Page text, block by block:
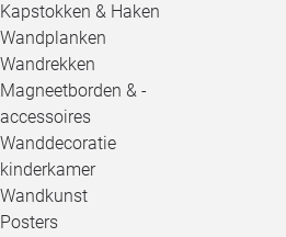
Kapstokken & Haken
Wandplanken
Wandrekken
Magneetborden & -
accessoires
Wanddecoratie
kinderkamer
Wandkunst
Posters